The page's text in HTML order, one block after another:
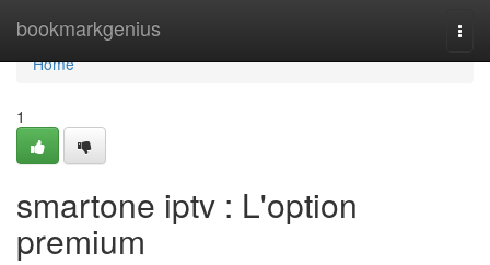
bookmarkgenius
Home
Home
1
smartone iptv : L'option
premium